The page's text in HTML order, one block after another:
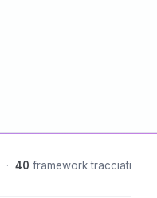
· 40 framework tracciati